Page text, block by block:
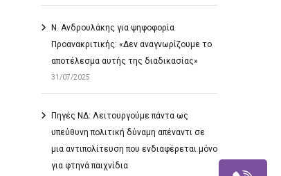
Ν. Ανδρουλάκης για ψηφοφορία
Προανακριτικής: «Δεν αναγνωρίζουμε το
αποτέλεσμα αυτής της διαδικασίας»
31/07/2025
Πηγές ΝΔ: Λειτουργούμε πάντα ως
υπεύθυνη πολιτική δύναμη απέναντι σε
μια αντιπολίτευση που ενδιαφέρεται μόνο
για φτηνά παιχνίδια